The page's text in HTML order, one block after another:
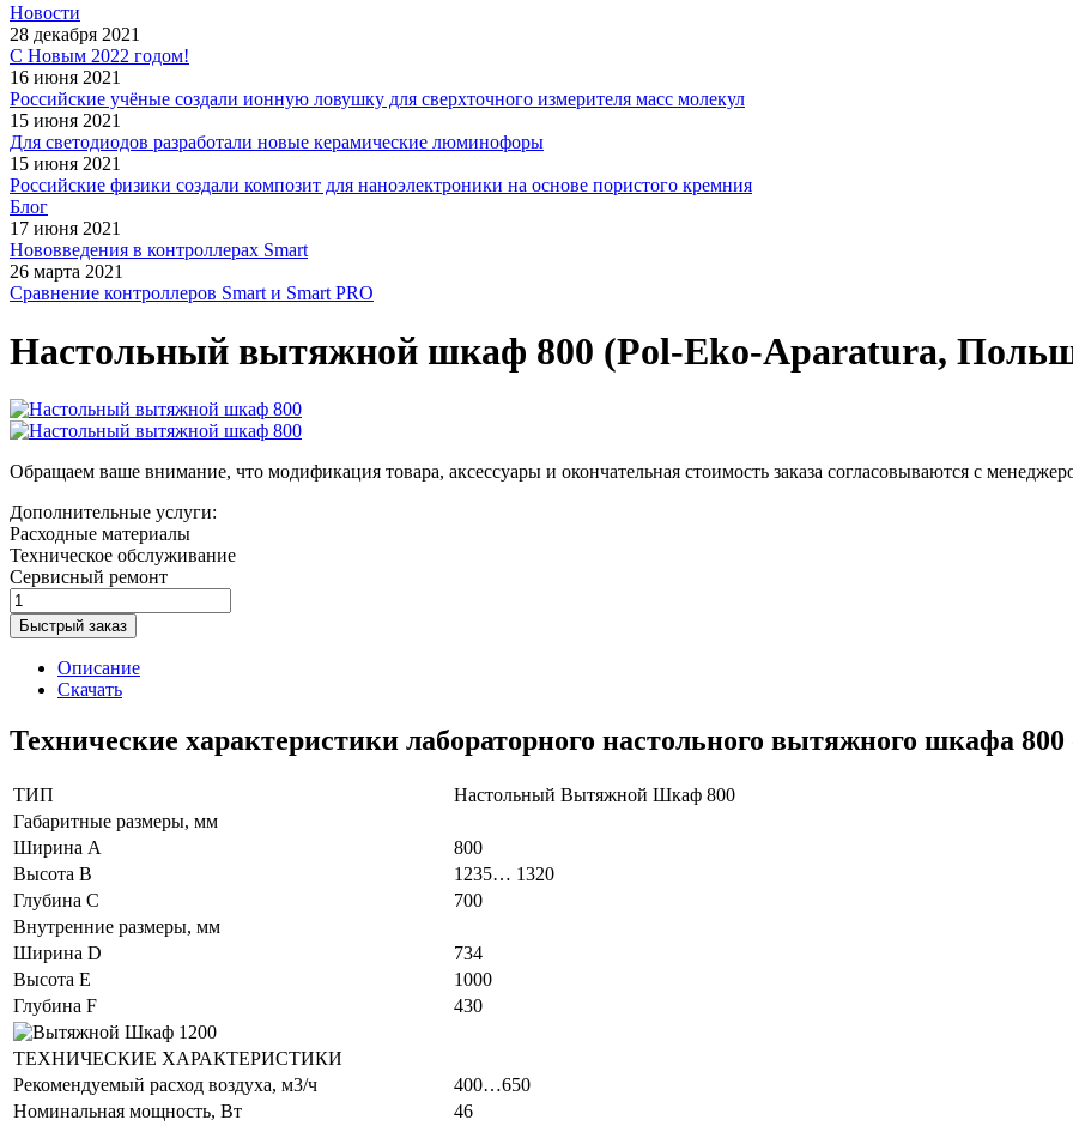
Новости
28 декабря 2021
С Новым 2022 годом!
16 июня 2021
Российские учёные создали ионную ловушку для сверхточного измерителя масс молекул
15 июня 2021
Для светодиодов разработали новые керамические люминофоры
15 июня 2021
Российские физики создали композит для наноэлектроники на основе пористого кремния
Блог
17 июня 2021
Нововведения в контроллерах Smart
26 марта 2021
Сравнение контроллеров Smart и Smart PRO
Настольный вытяжной шкаф 800 (Pol-Eko-Aparatura,
Обращаем ваше внимание, что модификация товара, аксессуары и окончательная стоимость заказа согласовываются с
Дополнительные услуги:
Расходные материалы
Техническое обслуживание
Сервисный ремонт
Быстрый заказ
Описание
Скачать
Технические характеристики лабораторного настольного вытяжного шкафа
ТИП
Настольный Вытяжной Шкаф 800
Габаритные размеры, мм
Ширина A
800
Высота B
1235… 1320
Глубина C
700
Внутренние размеры, мм
Ширина D
734
Высота E
1000
Глубина F
430
ТЕХНИЧЕСКИЕ ХАРАКТЕРИСТИКИ
Рекомендуемый расход воздуха, м3/ч
400…650
Номинальная мощность, Вт
46